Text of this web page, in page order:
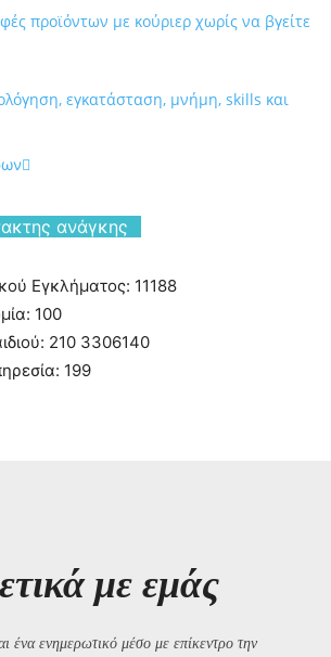
προϊόντων με κούριερ χωρίς να βγείτε
εγκατάσταση, μνήμη, skills και
ανάγκης
Εγκλήματος: 11188
100
210 3306140
199
με εμάς
ένα ενημερωτικό μέσο με επίκεντρο την